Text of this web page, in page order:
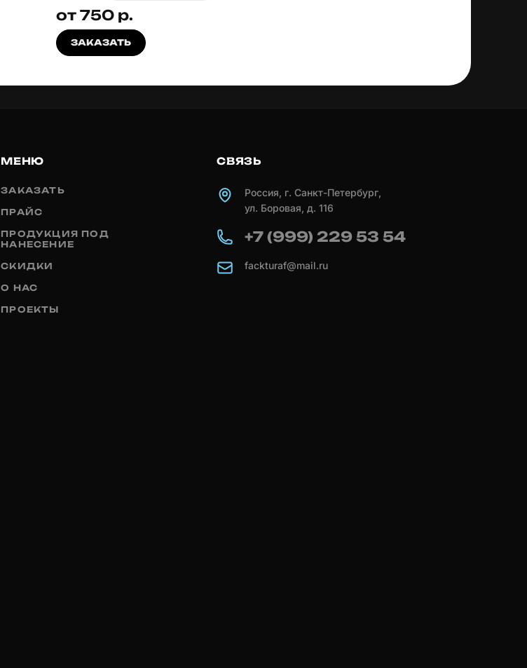
от 750 р.
ЗАКАЗАТЬ
МЕНЮ
ЗАКАЗАТЬ
ПРАЙС
ПРОДУКЦИЯ ПОД
НАНЕСЕНИЕ
СКИДКИ
О НАС
ПРОЕКТЫ
СВЯЗЬ
Россия, г. Санкт-Петербург,
ул. Боровая, д. 116
+7 (999) 229 53 54
fackturaf@mail.ru